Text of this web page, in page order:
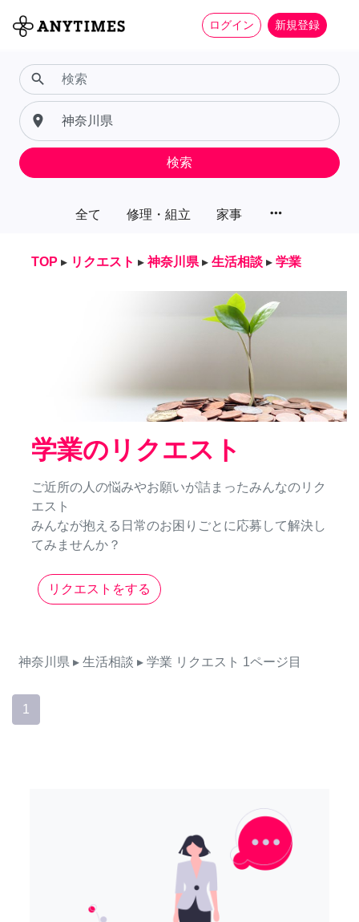
ログイン 新規登録
全て 修理・組立 家事 more_horiz
search
place
検索
TOP ▸ リクエスト ▸ 神奈川県 ▸ 生活相談 ▸ 学業
学業のリクエスト
ご近所の人の悩みやお願いが詰まったみんなのリク
エスト
みんなが抱える日常のお困りごとに応募して解決し
てみませんか？
リクエストをする
神奈川県 ▸ 生活相談 ▸ 学業 リクエスト 1ページ目
1